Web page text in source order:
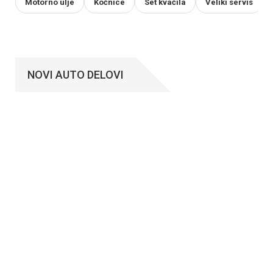
Motorno ulje Kočnice Set kvačila Veliki servis
NOVI AUTO DELOVI